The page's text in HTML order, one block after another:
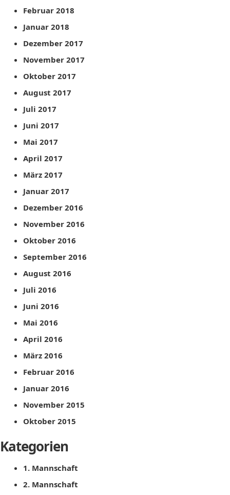
Februar 2018
Januar 2018
Dezember 2017
November 2017
Oktober 2017
August 2017
Juli 2017
Juni 2017
Mai 2017
April 2017
März 2017
Januar 2017
Dezember 2016
November 2016
Oktober 2016
September 2016
August 2016
Juli 2016
Juni 2016
Mai 2016
April 2016
März 2016
Februar 2016
Januar 2016
November 2015
Oktober 2015
Kategorien
1. Mannschaft
2. Mannschaft